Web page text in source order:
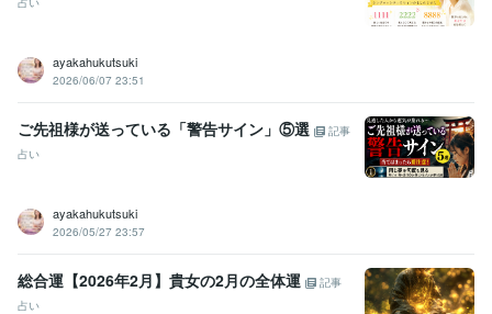
ayakahukutsuki
2026/06/07 23:51
ご先祖様が送っている「警告サイン」⑤選
記事
占い
ayakahukutsuki
2026/05/27 23:57
総合運【2026年2月】貴女の2月の全体運
記事
占い